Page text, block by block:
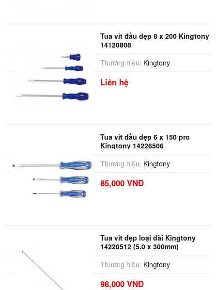
Tua vít đầu dẹp 8 x 200 Kingtony
14120808
Thương hiệu: Kingtony
Liên hệ
Tua vít đầu dẹp 6 x 150 pro
Kingtony 14226506
Thương hiệu: Kingtony
85,000 VNĐ
Tua vít dẹp loại dài Kingtony
14220512 (5.0 x 300mm)
Thương hiệu: Kingtony
98,000 VNĐ